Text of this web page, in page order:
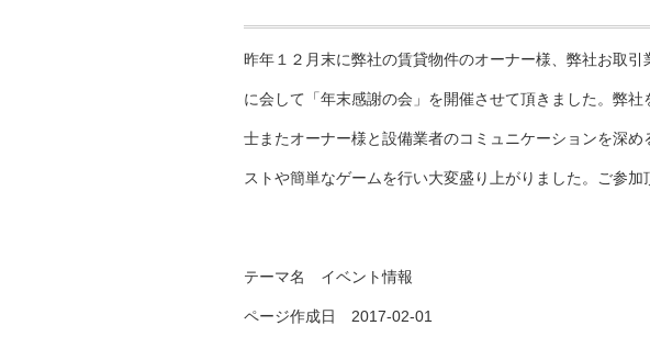
昨年１２月末に弊社の賃貸物件のオーナー様、弊社お取
に会して「年末感謝の会」を開催させて頂きました。弊
士またオーナー様と設備業者のコミュニケーションを深
ストや簡単なゲームを行い大変盛り上がりました。ご参加
テーマ名 イベント情報
ページ作成日 2017-02-01